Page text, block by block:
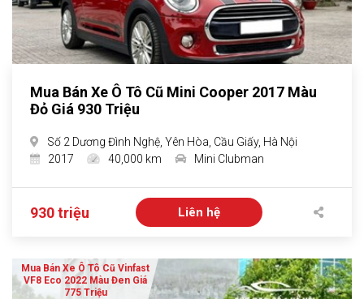
Mua Bán Xe Ô Tô Cũ Mini Cooper 2017 Màu
Đỏ Giá 930 Triệu
Số 2 Dương Đình Nghệ, Yên Hòa, Cầu Giấy, Hà Nội
2017
40,000 km Mini Clubman
930 triệu Liên hệ
Mua Bán Xe Ô Tô Cũ Vinfast
VF8 Eco 2022 Màu Đen Giá
775 Triệu